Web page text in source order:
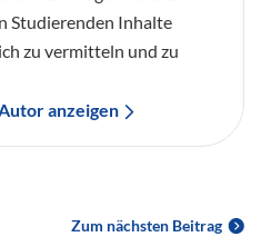
Studierenden Inhalte
zu vermitteln und zu
anzeigen
Zum nächsten Beitrag